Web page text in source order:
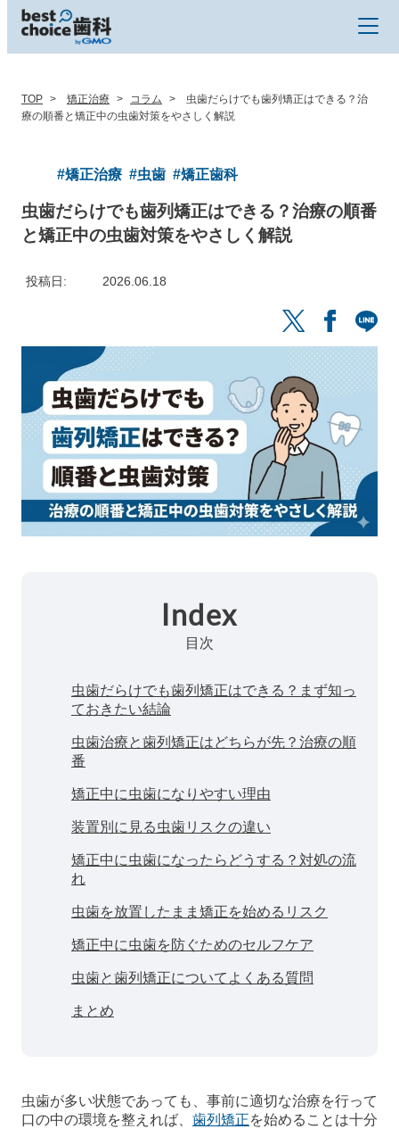
TOP 矯正治療 コラム
虫歯だらけでも歯列矯正はできる？治
療の順番と矯正中の虫歯対策をやさしく解説
#矯正治療 #虫歯 #矯正歯科
虫歯だらけでも歯列矯正はできる？治療の順番
と矯正中の虫歯対策をやさしく解説
投稿日 2026.06.18
Index
目次
虫歯だらけでも歯列矯正はできる？まず知っ
ておきたい結論
虫歯治療と歯列矯正はどちらが先？治療の順
番
矯正中に虫歯になりやすい理由
装置別に見る虫歯リスクの違い
矯正中に虫歯になったらどうする？対処の流
れ
虫歯を放置したまま矯正を始めるリスク
矯正中に虫歯を防ぐためのセルフケア
虫歯と歯列矯正についてよくある質問
まとめ
虫歯が多い状態であっても、事前に適切な治療を行って
口の中の環境を整えれば、 歯列矯正を始めることは十分